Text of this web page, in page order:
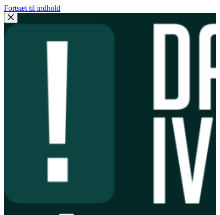
Fortsæt til indhold